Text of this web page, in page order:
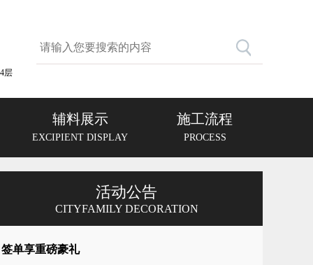
层
辅料展示
EXCIPIENT DISPLAY
施工流程
PROCESS
活动公告
CITYFAMILY DECORATION
签单享重磅豪礼